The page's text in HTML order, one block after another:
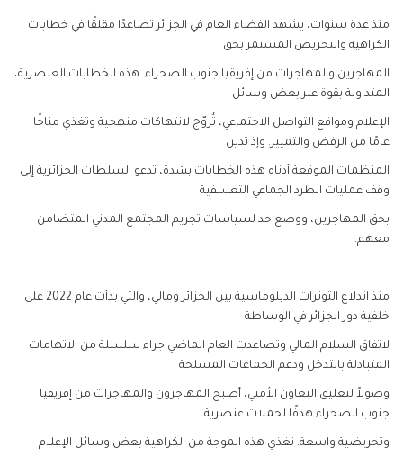
منذ عدة سنوات، يشهد الفضاء العام في الجزائر تصاعدًا مقلقًا في خطابات
الكراهية والتحريض المستمر بحق
المهاجرين والمهاجرات من إفريقيا جنوب الصحراء. هذه الخطابات العنصرية،
المتداولة بقوة عبر بعض وسائل
الإعلام ومواقع التواصل الاجتماعي، تُروّج لانتهاكات منهجية وتغذي مناخًا
عامًا من الرفض والتمييز. وإذ تدين
المنظمات الموقعة أدناه هذه الخطابات بشدة، تدعو السلطات الجزائرية إلى
وقف عمليات الطرد الجماعي التعسفية
بحق المهاجرين، ووضع حد لسياسات تجريم المجتمع المدني المتضامن
معهم.
منذ اندلاع التوترات الدبلوماسية بين الجزائر ومالي، والتي بدأت عام 2022 على
خلفية دور الجزائر في الوساطة
لاتفاق السلام المالي وتصاعدت العام الماضي جراء سلسلة من الاتهامات
المتبادلة بالتدخل ودعم الجماعات المسلحة
وصولاً لتعليق التعاون الأمني، أصبح المهاجرون والمهاجرات من إفريقيا
جنوب الصحراء هدفًا لحملات عنصرية
وتحريضية واسعة. تغذي هذه الموجة من الكراهية بعض وسائل الإعلام